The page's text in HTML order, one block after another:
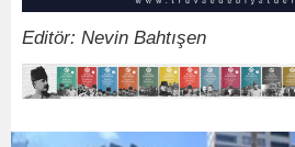
Editör: Nevin Bahtışen